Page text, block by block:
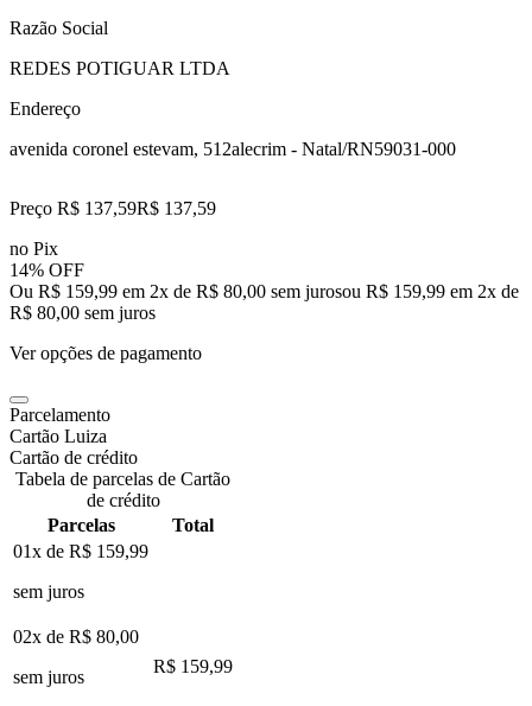
Razão Social
REDES POTIGUAR LTDA
Endereço
avenida coronel estevam, 512alecrim - Natal/RN59031-000
Preço R$ 137,59R$ 137,59
no Pix
14% OFF
Ou R$ 159,99 em 2x de R$ 80,00 sem jurosou R$ 159,99 em 2x de
R$ 80,00 sem juros
Ver opções de pagamento
Parcelamento
Cartão Luiza
Cartão de crédito
Tabela de parcelas de Cartão
de crédito
Parcelas
Total
01x de R$ 159,99
sem juros
02x de R$ 80,00
sem juros
R$ 159,99